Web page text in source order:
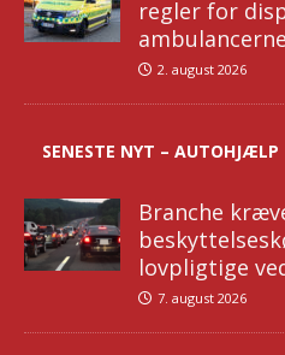
regler for
ambulancerne
2. august 2026
SENESTE NYT – AUTOHJÆLP
Branche
lovpligtige
7. august 2026